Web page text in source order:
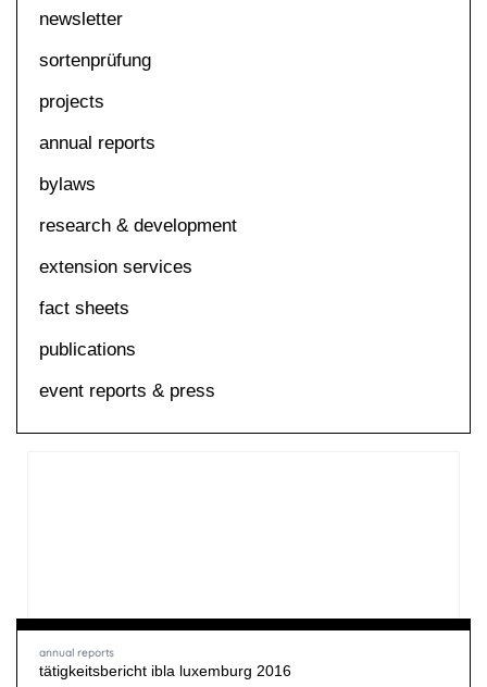
newsletter
sortenprüfung
projects
annual reports
bylaws
research & development
extension services
fact sheets
publications
event reports & press
annual reports
tätigkeitsbericht ibla luxemburg 2016